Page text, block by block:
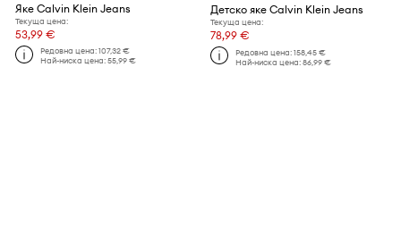
Яке Calvin Klein Jeans
Текуща цена:
53,99 €
Редовна цена:107,32 €
Най-ниска цена:55,99 €
Детско яке Calvin Klein Jeans
Текуща цена:
78,99 €
Редовна цена:158,45 €
Най-ниска цена:86,99 €